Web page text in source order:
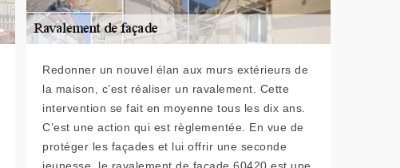
Redonner un nouvel élan aux murs extérieurs de
la maison, c’est réaliser un ravalement. Cette
intervention se fait en moyenne tous les dix ans.
C’est une action qui est règlementée. En vue de
protéger les façades et lui offrir une seconde